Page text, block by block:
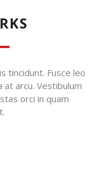
tincidunt. Fusce leo
arcu. Vestibulum
orci in quam